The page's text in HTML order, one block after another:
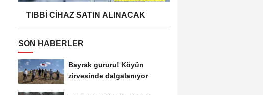
TIBBİ CİHAZ SATIN ALINACAK
SON HABERLER
Bayrak gururu! Köyün
zirvesinde dalgalanıyor